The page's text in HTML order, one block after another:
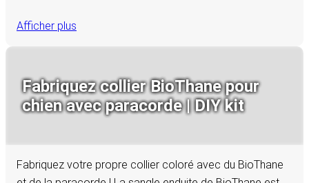
Afficher plus
Fabriquez collier BioThane pour
chien avec paracorde | DIY kit
Fabriquez votre propre collier coloré avec du BioThane